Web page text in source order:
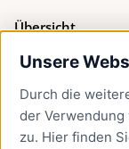
Unsere
Durch die
der Verwendung
zu. Hier finden
Übersicht
Bürgerservice
Presse
Newsletter